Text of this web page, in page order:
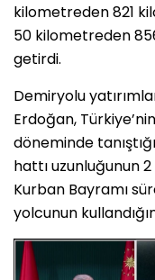
kilometreden 821
50 kilometreden
getirdi.
Demiryolu
Erdoğan,
döneminde
hattı uzunluğunun
Kurban Bayramı
yolcunun